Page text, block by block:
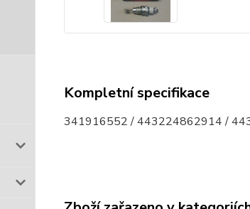
Kompletní specifikace
341916552 / 443224862914 /